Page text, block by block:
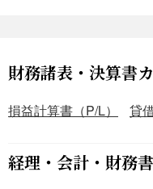
法等により毎事業年度
られています。電子フ
電子帳簿保存法に基づ
す。 ・会社の利害関係
益計算書と合わせて製
ます。 ■利用する目的 ・当該会計期間に発生した製造コス
費の内訳を明らかにし
財務諸表・決算書
損益計算書（P/L） 貸
経理・会計・財務